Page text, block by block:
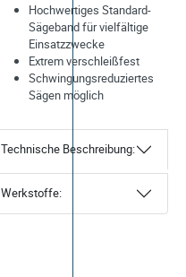
Hochwertiges Standard-
Sägeband für vielfältige
Einsatzzwecke
Extrem verschleißfest
Schwingungsreduziertes
Sägen möglich
Technische Beschreibung:
Werkstoffe: